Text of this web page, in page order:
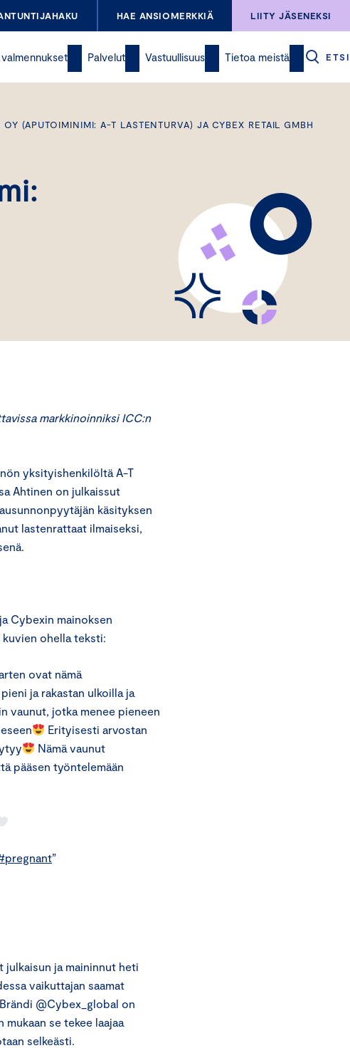
HAE ANSIOMERKKIÄ LIITY JÄSENEKSI
Palvelut Vastuullisuus Tietoa meistä ETSI
(APUTOIMINIMI: A-T LASTENTURVA) JA CYBEX RETAIL GMBH
markkinoinniksi ICC:n
yksityishenkilöltä A-T
Ahtinen on julkaissut
käsityksen
lastenrattaat ilmaiseksi,
Cybexin mainoksen
kuvien ohella teksti:
ovat nämä
ja rakastan ulkoilla ja
vaunut, jotka menee pieneen
Erityisesti arvostan
Nämä vaunut
pääsen työntelemään
”
julkaisun ja maininnut heti
vaikuttajan saamat
@Cybex_global on
se tekee laajaa
selkeästi.